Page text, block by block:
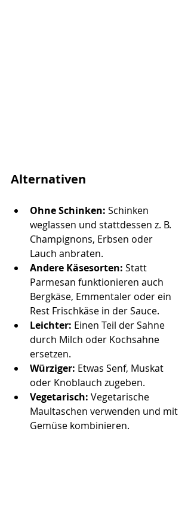
Alternativen
Ohne Schinken: Schinken
weglassen und stattdessen z. B.
Champignons, Erbsen oder
Lauch anbraten.
Andere Käsesorten: Statt
Parmesan funktionieren auch
Bergkäse, Emmentaler oder ein
Rest Frischkäse in der Sauce.
Leichter: Einen Teil der Sahne
durch Milch oder Kochsahne
ersetzen.
Würziger: Etwas Senf, Muskat
oder Knoblauch zugeben.
Vegetarisch: Vegetarische
Maultaschen verwenden und mit
Gemüse kombinieren.